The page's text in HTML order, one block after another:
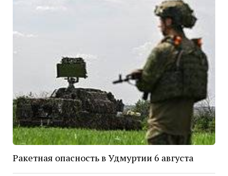
Ракетная опасность в Удмуртии 6 августа